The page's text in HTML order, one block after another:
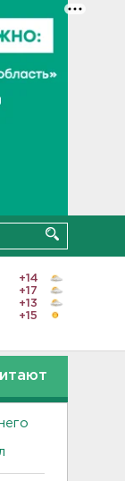
+14
+17
+13
+15